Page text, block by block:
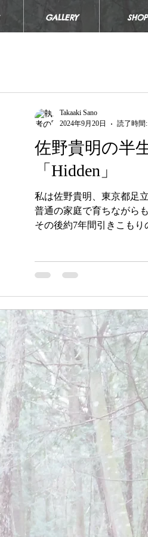
GALLERY SHOP
佐野貴明の半
「Hidden」
私は佐野貴明、東京都足
普通の家庭で育ちながら
その後約7年間引きこも
Takaaki Sano
2024年9月20日
読了時間